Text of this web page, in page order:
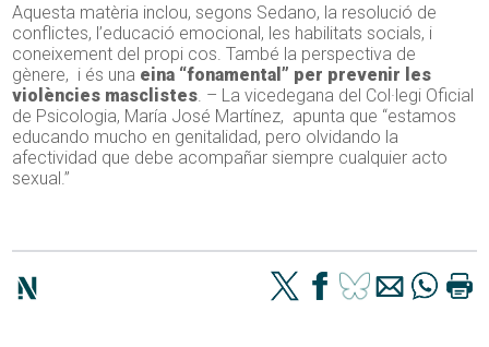
Aquesta matèria inclou, segons Sedano, la resolució de
conflictes, l’educació emocional, les habilitats socials, i
coneixement del propi cos. També la perspectiva de
gènere, i és una eina “fonamental” per prevenir les
violències masclistes. – La vicedegana del Col·legi Oficial
de Psicologia, María José Martínez, apunta que “estamos
educando mucho en genitalidad, pero olvidando la
afectividad que debe acompañar siempre cualquier acto
sexual.”